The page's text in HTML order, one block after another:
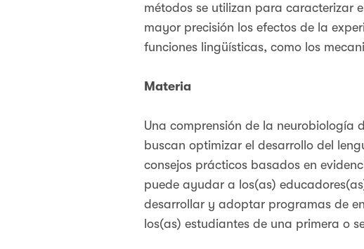
métodos se utilizan para caracterizar
mayor precisión los efectos de la
funciones lingüísticas, como los
Materia
Una comprensión de la neurobiología
buscan optimizar el desarrollo del
consejos prácticos basados en
puede ayudar a los(as)
desarrollar y adoptar programas de
los(as) estudiantes de una primera o